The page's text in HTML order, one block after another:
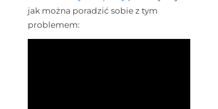
jak można poradzić sobie z tym
problemem: